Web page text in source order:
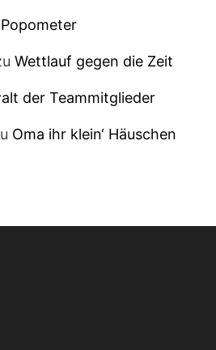
Popometer
Wettlauf gegen die Zeit
der Teammitglieder
Oma ihr klein‘ Häuschen